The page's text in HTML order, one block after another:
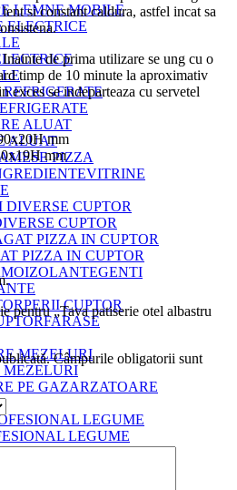
LEMNE MOBILE
ALUAT
MESE PIZZA
VITRINE
CUPTOR
PIZZA IN CUPTOR
GENTI
PERII CUPTOR
FARASE
MEZELURI
ARZATOARE
LEGUME
si constant caldura, astfel incat sa
de prima utilizare se ung cu o
timp de 10 minute la aproximativ
exces se indeparteaza cu servetel
mm
mm
pentru „Tava patiserie otel albastru
Câmpurile obligatorii sunt